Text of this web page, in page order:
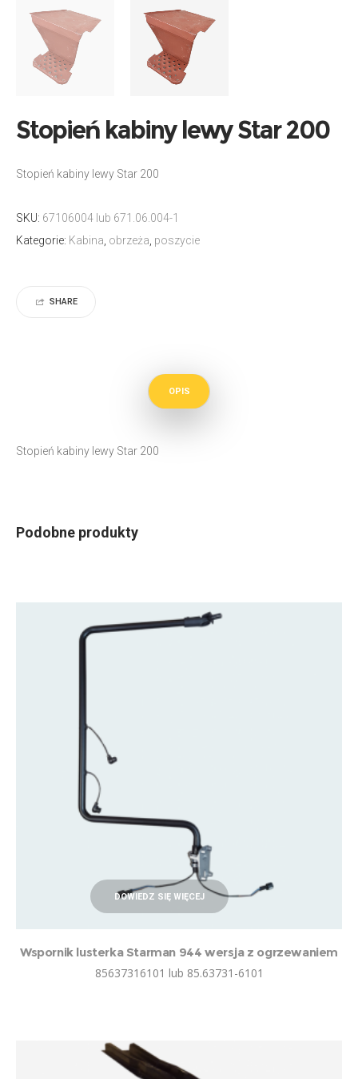
Stopień kabiny lewy Star 200
Stopień kabiny lewy Star 200
SKU: 67106004 lub 671.06.004-1
Kategorie: Kabina, obrzeża, poszycie
SHARE
OPIS
Stopień kabiny lewy Star 200
Podobne produkty
DOWIEDZ SIĘ WIĘCEJ
Wspornik lusterka Starman 944 wersja z ogrzewaniem
85637316101 lub 85.63731-6101